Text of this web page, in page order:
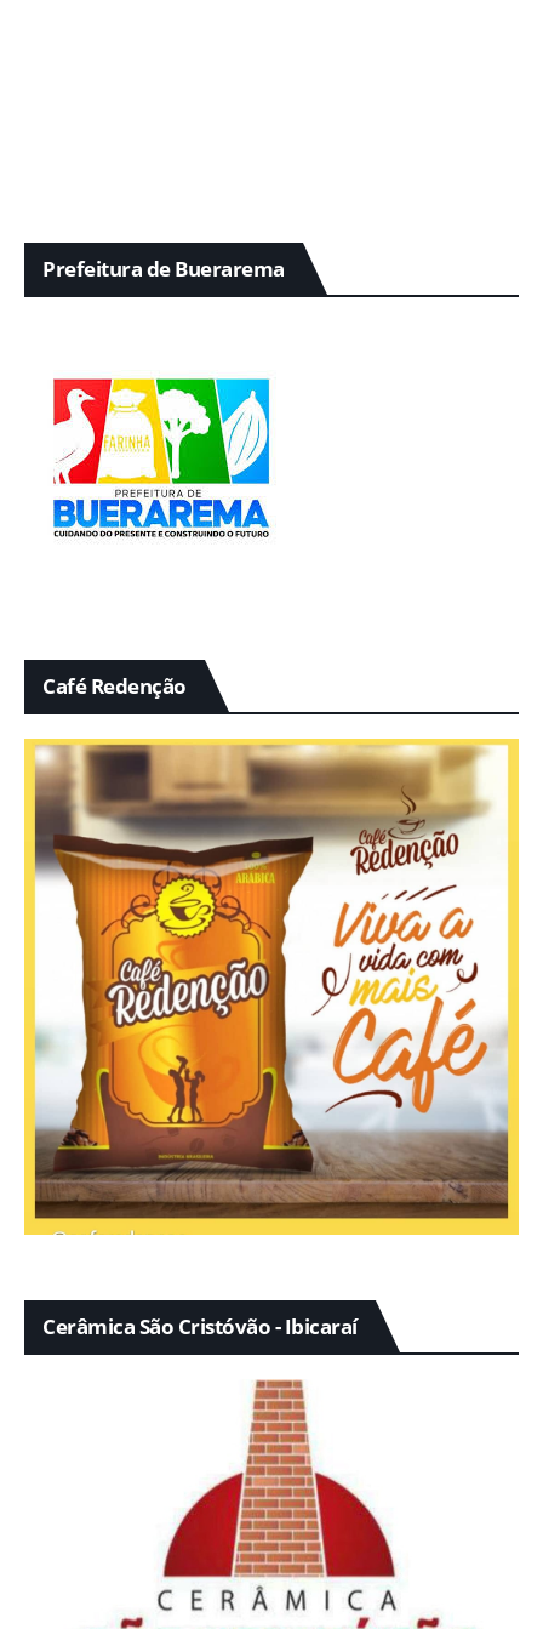
Prefeitura de Buerarema
Café Redenção
Cerâmica São Cristóvão - Ibicaraí